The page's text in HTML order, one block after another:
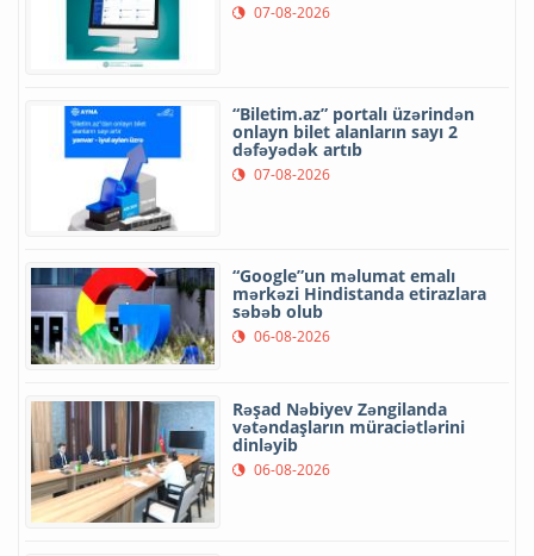
07-08-2026
“Biletim.az” portalı üzərindən
onlayn bilet alanların sayı 2
dəfəyədək artıb
07-08-2026
“Google”un məlumat emalı
mərkəzi Hindistanda etirazlara
səbəb olub
06-08-2026
Rəşad Nəbiyev Zəngilanda
vətəndaşların müraciətlərini
dinləyib
06-08-2026